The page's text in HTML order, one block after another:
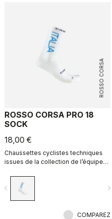
ROSSO CORSA
ROSSO CORSA PRO 18
SOCK
18,00 €
Chaussettes cyclistes techniques
issues de la collection de l’équipe
navigate_before
COMPAREZ